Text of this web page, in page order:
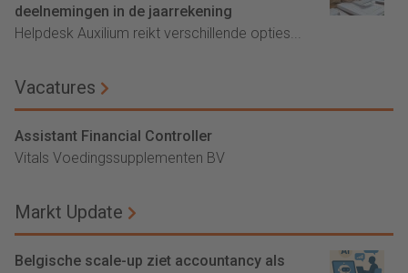
deelnemingen in de jaarrekening
Helpdesk Auxilium reikt verschillende opties...
Vacatures
Assistant Financial Controller
Vitals Voedingssupplementen BV
Markt Update
Belgische scale-up ziet accountancy als